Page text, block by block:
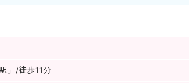
」/徒歩11分